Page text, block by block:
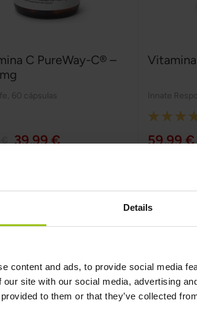
Details
content and ads, to provide social media
our site with our social media, advertising
to them or that they’ve collected
C PureWay-C® –
60 cápsulas
39,99 €
Innate
Rating:
100%
59,99 €